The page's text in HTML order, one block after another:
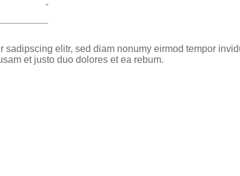
-
sadipscing elitr, sed diam nonumy eirmod tempor
et justo duo dolores et ea rebum.